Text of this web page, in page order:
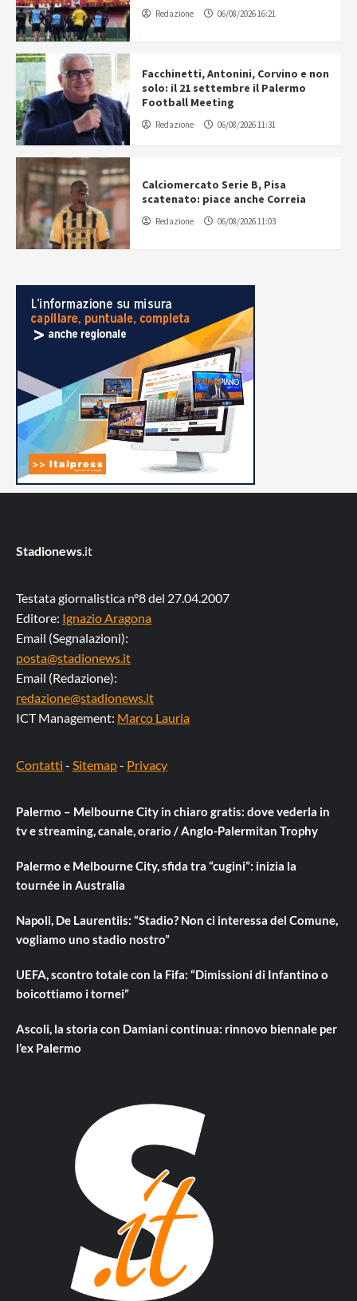
Redazione 06/08/2026 16:21
Facchinetti, Antonini, Corvino e non
solo: il 21 settembre il Palermo
Football Meeting
Redazione 06/08/2026 11:31
Calciomercato Serie B, Pisa
scatenato: piace anche Correia
Redazione 06/08/2026 11:03
Stadionews.it
Testata giornalistica n°8 del 27.04.2007
Editore: Ignazio Aragona
Email (Segnalazioni):
posta@stadionews.it
Email (Redazione):
redazione@stadionews.it
ICT Management: Marco Lauria
Contatti - Sitemap- Privacy
Palermo – Melbourne City in chiaro gratis: dove vederla in
tv e streaming, canale, orario / Anglo-Palermitan Trophy
Palermo e Melbourne City, sfida tra “cugini”: inizia la
tournée in Australia
Napoli, De Laurentiis: “Stadio? Non ci interessa del Comune,
vogliamo uno stadio nostro”
UEFA, scontro totale con la Fifa: “Dimissioni di Infantino o
boicottiamo i tornei”
Ascoli, la storia con Damiani continua: rinnovo biennale per
l’ex Palermo